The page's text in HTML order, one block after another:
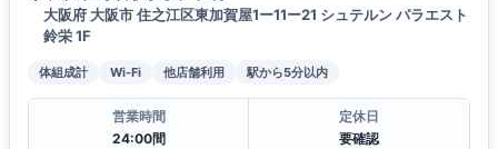
大阪府 大阪市 住之江区東加賀屋1ー11ー21 シュテルン パラエスト
鈴栄 1F
体組成計 Wi-Fi 他店舗利用 駅から5分以内
営業時間
24:00間
定休日
要確認